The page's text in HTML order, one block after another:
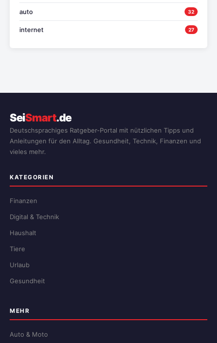
auto 32
internet 27
SeiSmart.de
Deutschsprachiges Ratgeber-Portal mit nützlichen Tipps und
Anleitungen für den Alltag. Gesundheit, Technik, Finanzen und
vieles mehr.
KATEGORIEN
Finanzen
Digital & Technik
Haushalt
Tiere
Urlaub
Gesundheit
MEHR
Auto & Moto